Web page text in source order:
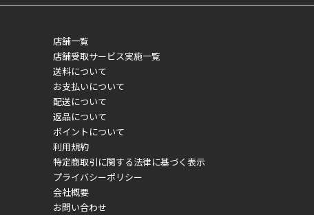
店舗一覧
店舗受取サービス実施一覧
送料について
お支払いについて
配送について
返品について
ポイントについて
利用規約
特定商取引に関する法律に基づく表示
プライバシーポリシー
会社概要
お問い合わせ